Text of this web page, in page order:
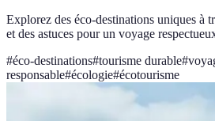
Explorez des éco-destinations uniques à
et des astuces pour un voyage
#éco-destinations#tourisme durable#
responsable#écologie#écotourisme